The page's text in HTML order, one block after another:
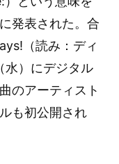
発表された。合
（読み：ディ
水）にデジタル
のアーティスト
も初公開され